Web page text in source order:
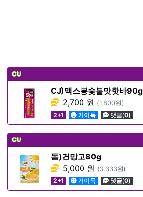
CU
CJ)맥스봉숯불맛핫바90g
2,700 원 (1,800원)
2+1
개이득 댓글(0)
CU
돌)건망고80g
5,000 원 (3,333원)
2+1
개이득 댓글(0)